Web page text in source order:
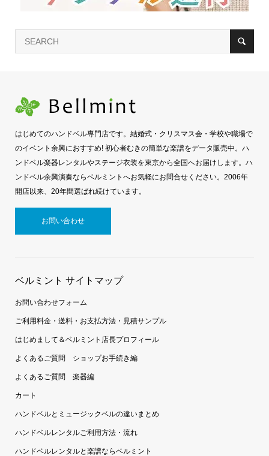
はじめてのハンドベル専門店です。結婚式・クリスマス会・学校や職場で
のイベント余興におすすめ! 初心者むきの簡単な楽譜をデータ販売中。ハ
ンドベル楽器レンタルやステージ衣装を東京から全国へお届けします。ハ
ンドベル余興演奏ならベルミントへお気軽にお問合せください。2006年
開店以来、20年間選ばれ続けています。
お問い合わせ
ベルミント サイトマップ
お問い合わせフォーム
ご利用料金・送料・お支払方法・見積サンプル
はじめまして＆ベルミント店長プロフィール
よくあるご質問 ショップお手続き編
よくあるご質問 楽器編
カート
ハンドベルとミュージックベルの違いまとめ
ハンドベルレンタルご利用方法・流れ
ハンドベルレンタルと楽譜ならベルミント